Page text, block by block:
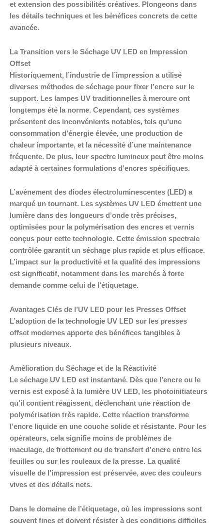
et extension des possibilités créatives. Plongeons dans
les détails techniques et les bénéfices concrets de cette
avancée.
La Transition vers le Séchage UV LED en Impression
Offset
Historiquement, l’industrie de l’impression a utilisé
diverses méthodes de séchage pour fixer l’encre sur le
support. Les lampes UV traditionnelles à mercure ont
longtemps été la norme. Cependant, ces systèmes
présentent des inconvénients notables, tels qu’une
consommation d’énergie élevée, une production de
chaleur importante, et la nécessité d’une maintenance
fréquente. De plus, leur spectre lumineux peut être moins
adapté à certaines formulations d’encres spécifiques.
L’avènement des diodes électroluminescentes (LED) a
marqué un tournant. Les systèmes UV LED émettent une
lumière dans des longueurs d’onde très précises,
optimisées pour la polymérisation des encres et vernis
conçus pour cette technologie. Cette émission spectrale
contrôlée garantit un séchage plus rapide et plus efficace.
L’impact sur la productivité et la qualité des impressions
est significatif, notamment dans les marchés à forte
demande comme celui de l’étiquetage.
Avantages Clés de l’UV LED pour les Presses Offset
L’adoption de la technologie UV LED sur les presses
offset modernes apporte des bénéfices tangibles à
plusieurs niveaux.
Amélioration du Séchage et de la Réactivité
Le séchage UV LED est instantané. Dès que l’encre ou le
vernis est exposé à la lumière UV LED, les photoinitiateurs
qu’il contient réagissent, déclenchant une réaction de
polymérisation très rapide. Cette réaction transforme
l’encre liquide en une couche solide et résistante. Pour les
opérateurs, cela signifie moins de problèmes de
maculage, de frottement ou de transfert d’encre entre les
feuilles ou sur les rouleaux de la presse. La qualité
visuelle de l’impression est préservée, avec des couleurs
vives et des détails nets.
Dans le domaine de l’étiquetage, où les impressions sont
souvent fines et doivent résister à des conditions difficiles